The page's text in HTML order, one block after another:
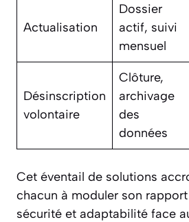
Actualisation
Dossier
actif, suivi
mensuel
Désinscription
volontaire
Clôture,
archivage
des
données
Cet éventail de solutions
chacun à moduler son
sécurité et adaptabilité face